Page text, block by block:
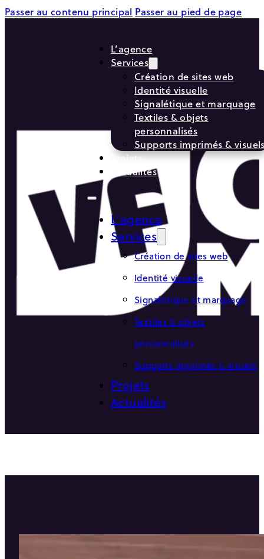
Passer au contenu principal Passer au pied de page
L’agence
Services
Création de sites web
Identité visuelle
Signalétique et marquage
Textiles & objets
personnalisés
Supports imprimés &
Projets
Actualités
L’agence
Services
Création de sites web
Identité visuelle
Signalétique et marquage
Textiles & objets
personnalisés
Supports imprimés & visuels
Projets
Actualités